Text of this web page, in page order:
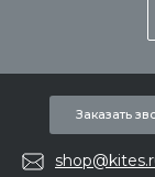
Заказать